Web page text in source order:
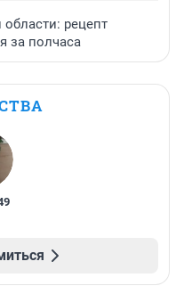
рецепт
за полчаса